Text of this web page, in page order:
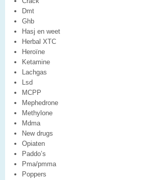
Dmt
Ghb
Hasj en weet
Herbal XTC
Heroïne
Ketamine
Lachgas
Lsd
MCPP
Mephedrone
Methylone
Mdma
New drugs
Opiaten
Paddo’s
Pma/pmma
Poppers